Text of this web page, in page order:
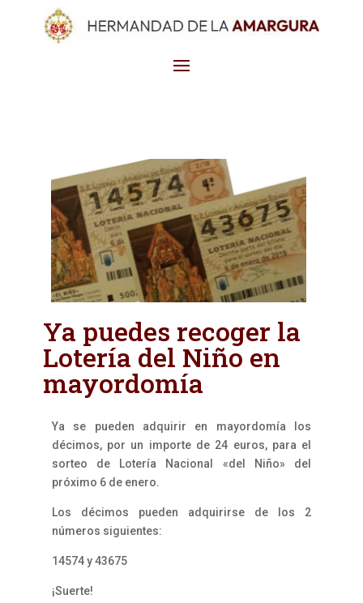
Ya puedes recoger la
Lotería del Niño en
mayordomía
Ya se pueden adquirir en mayordomía los
décimos, por un importe de 24 euros, para el
sorteo de Lotería Nacional «del Niño» del
próximo 6 de enero.
Los décimos pueden adquirirse de los 2
números siguientes:
14574 y 43675
¡Suerte!